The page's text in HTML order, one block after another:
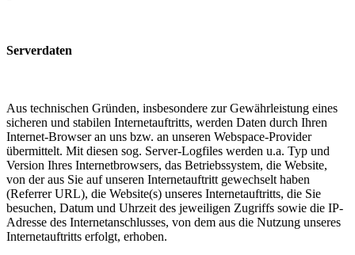
Serverdaten
Aus technischen Gründen, insbesondere zur Gewährleistung eines
sicheren und stabilen Internetauftritts, werden Daten durch Ihren
Internet-Browser an uns bzw. an unseren Webspace-Provider
übermittelt. Mit diesen sog. Server-Logfiles werden u.a. Typ und
Version Ihres Internetbrowsers, das Betriebssystem, die Website,
von der aus Sie auf unseren Internetauftritt gewechselt haben
(Referrer URL), die Website(s) unseres Internetauftritts, die Sie
besuchen, Datum und Uhrzeit des jeweiligen Zugriffs sowie die IP-
Adresse des Internetanschlusses, von dem aus die Nutzung unseres
Internetauftritts erfolgt, erhoben.